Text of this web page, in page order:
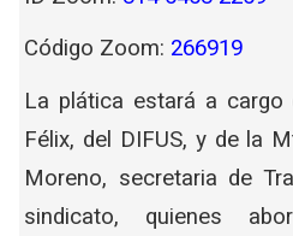
Código Zoom: 266919
La plática estará a cargo
Félix, del DIFUS, y de la
Moreno, secretaria de
sindicato, quienes